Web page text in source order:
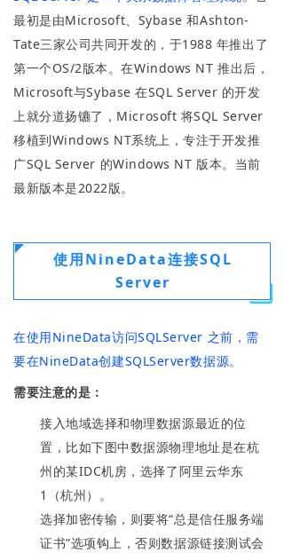
最初是由Microsoft、Sybase 和Ashton-
Tate三家公司共同开发的，于1988 年推出了
第一个OS/2版本。在Windows NT 推出后，
Microsoft与Sybase 在SQL Server 的开发
上就分道扬镳了，Microsoft 将SQL Server
移植到Windows NT系统上，专注于开发推
广SQL Server 的Windows NT 版本。当前
最新版本是2022版。
使用NineData连接SQL
Server
在使用NineData访问SQLServer 之前，需
要在NineData创建SQLServer数据源。
需要注意的是：
接入地域选择和物理数据源最近的位
置，比如下图中数据源物理地址是在杭
州的某IDC机房，选择了阿里云华东
1（杭州）。
选择加密传输，则要将“总是信任服务端
证书”选项钩上，否则数据源链接测试会